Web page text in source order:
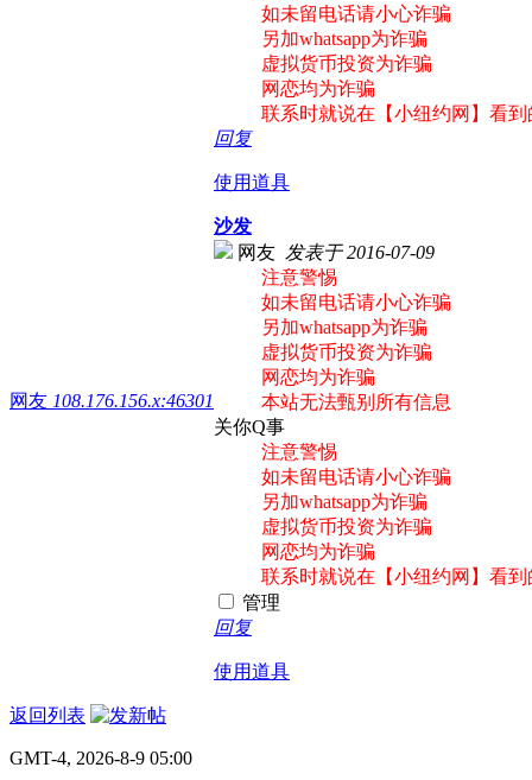
如未留电话请小心诈骗
另加whatsapp为诈骗
虚拟货币投资为诈骗
网恋均为诈骗
联系时就说在【小纽约网】看到
回复
使用道具
网友 108.176.156.x:46301
沙发
网友 发表于 2016-07-09
注意警惕
如未留电话请小心诈骗
另加whatsapp为诈骗
虚拟货币投资为诈骗
网恋均为诈骗
本站无法甄别所有信息
关你Q事
注意警惕
如未留电话请小心诈骗
另加whatsapp为诈骗
虚拟货币投资为诈骗
网恋均为诈骗
联系时就说在【小纽约网】看到
管理
回复
使用道具
返回列表
GMT-4, 2026-8-9 05:00